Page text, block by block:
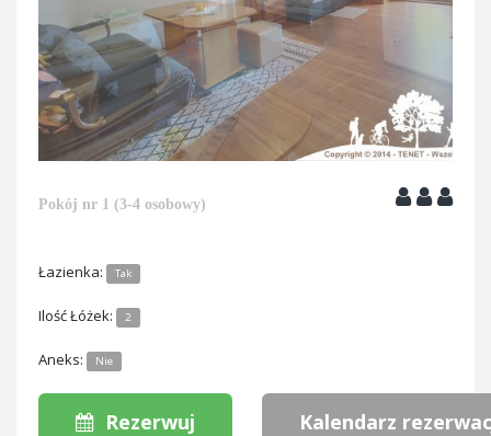
Pokój nr 1 (3-4 osobowy)
Łazienka: Tak
Ilość Łóżek: 2
Aneks: Nie
Rezerwuj Kalendarz